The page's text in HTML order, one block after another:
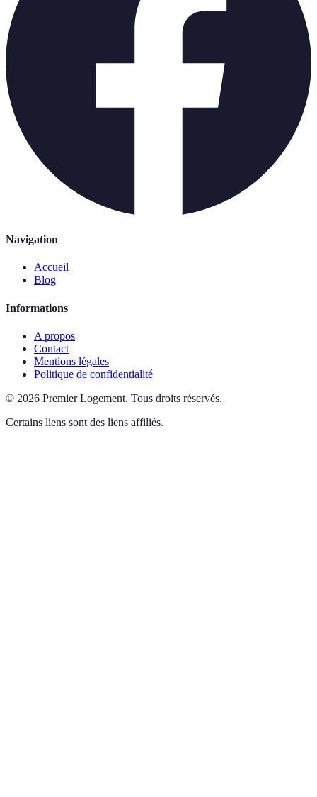
Navigation
Accueil
Blog
Informations
A propos
Contact
Mentions légales
Politique de confidentialité
© 2026 Premier Logement. Tous droits réservés.
Certains liens sont des liens affiliés.